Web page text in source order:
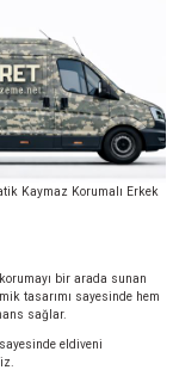
Kaymaz Korumalı Erkek
bir arada sunan
tasarımı sayesinde hem
sağlar.
eldiveni